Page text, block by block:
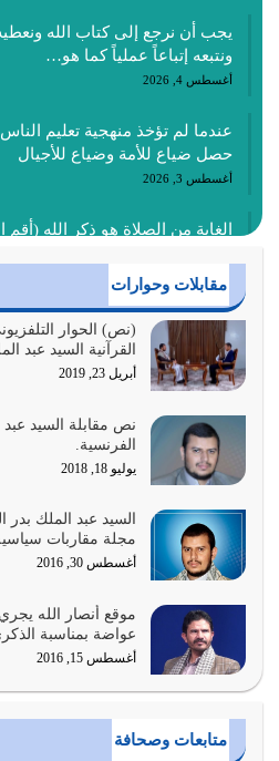
يجب أن نرجع إلى كتاب الله
ونتبعه إتباعاً عملياً كما هو…
أغسطس 4, 2026
عندما لم تؤخذ منهجية تعليم
حصل ضياع للأمة وضياع للأجيال
أغسطس 3, 2026
الغاية من الصلاة هو ذكر الله
أغسطس 2, 2026
السبب الرئيسي لشقاء الأمة
لحدود الله بالإضافات للدين
أغسطس 1, 2026
أبرز أسباب الشقاء هو الإعراض
المتمثل في القرآن الكريم
يوليو 31, 2026
أولياء الشيطان كلما كانوا أكثر
أكثر ضعفاً
يوليو 30, 2026
وعد الله تعالى من يُقتل في سبيله
والاستبشار والنجاة والخلود في…
يوليو 29, 2026
القرآن الكريم هو أهم مصدر
معرفة شخصيته معرفة عظمته
مقابلات وحوارات
(نص) الحوار
القرآنية السيد عبد
أبريل 23, 2019
نص مقابلة السيد
الفرنسية.
يوليو 18, 2018
السيد عبد الملك
مجلة مقاربات
أغسطس 30, 2016
موقع أنصار الله
عواضة بمناسبة
أغسطس 15, 2016
متابعات وصحافة